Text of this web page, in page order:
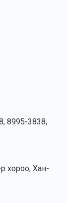
8995-3838,
хороо, Хан-